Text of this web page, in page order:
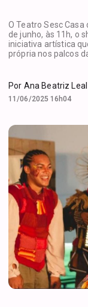
O Teatro Sesc Casa
de junho, às 11h, o
iniciativa artística
própria nos palcos
Por Ana Beatriz Leal
11/06/2025 16h04